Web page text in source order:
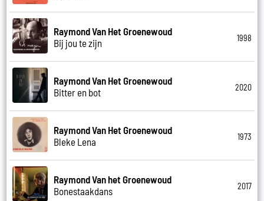
Raymond Van Het Groenewoud
Bij jou te zijn
1998
Raymond Van Het Groenewoud
Bitter en bot
2020
Raymond Van Het Groenewoud
Bleke Lena
1973
Raymond Van het Groenewoud
Bonestaakdans
2017